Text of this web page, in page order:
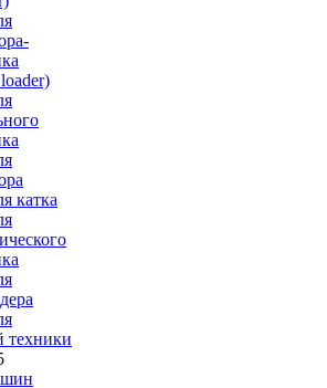
катка
техники